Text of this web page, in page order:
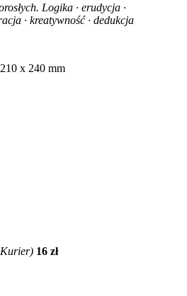
Logika · erudycja ·
· kreatywność · dedukcja
x 240 mm
Kurier) 16 zł